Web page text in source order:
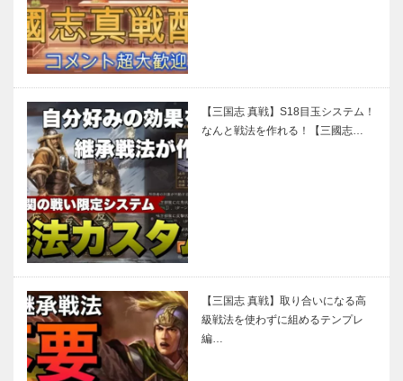
【三国志 真戦】S18目玉システム！
なんと戦法を作れる！【三國志…
【三国志 真戦】取り合いになる高
級戦法を使わずに組めるテンプレ
編…